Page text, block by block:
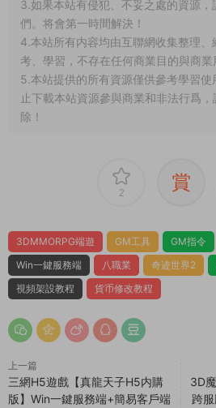
3.如果本站有侵犯、不妥之處的資源
們。将會第一時間解決！
4.本站所有内容均由互聯網收集整理
考、學習，不存在任何商業目的與商業
5.本站提供的所有資源僅供參考學習
止下載本站資源參與商業和非法行爲
除！
2 賞
3DMMORPG端遊 GM工具 GM指令
Win一鍵服務端
八職業 奇迹世界2
視頻架設教程
貨币修改教程
上一篇
三網H5遊戲【真龍天子H5内購
版】Win一鍵服務端+簡易客戶端
3D
跨